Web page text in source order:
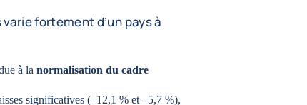
fortement d’un pays à
à lanormalisation du cadre
significatives (–12,1 % et –5,7 %),